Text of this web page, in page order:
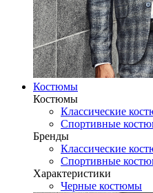
Костюмы
Костюмы
Классические
Спортивные
Бренды
Классические
Спортивные
Характеристики
Черные костюмы